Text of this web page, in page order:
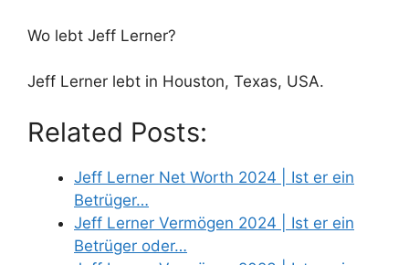
Wo lebt Jeff Lerner?
Jeff Lerner lebt in Houston, Texas, USA.
Related Posts:
Jeff Lerner Net Worth 2024 | Ist er ein
Betrüger…
Jeff Lerner Vermögen 2024 | Ist er ein
Betrüger oder…